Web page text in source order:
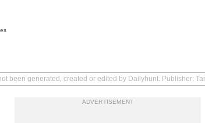
been generated, created or edited by Dailyhunt. Publisher:
ADVERTISEMENT